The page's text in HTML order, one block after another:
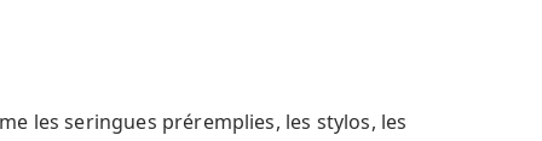
les seringues préremplies, les stylos, les